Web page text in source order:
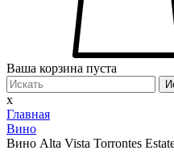
Ваша корзина пуста
x
Главная
Вино
Вино Alta Vista Torrontes